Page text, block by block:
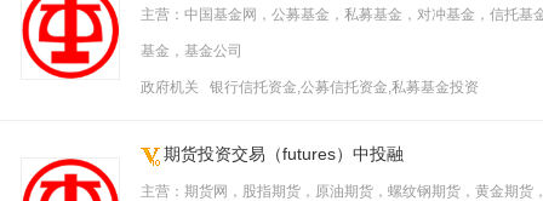
主营：中国基金网，公募基金，私募基金，对冲基金，信托
基金，基金公司
政府机关 银行信托资金,公募信托资金,私募基金投资
期货投资交易（futures）中投融
主营：期货网，股指期货，原油期货，螺纹钢期货，黄金期